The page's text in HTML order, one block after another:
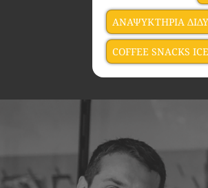
ΑΝΑΨΥΚΤΗΡΙΑ
COFFEE SNACKS